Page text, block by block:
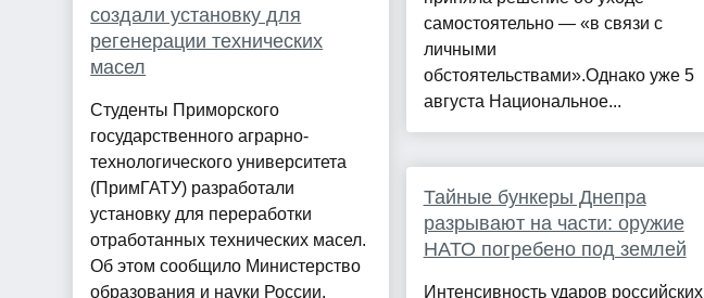
создали установку для
регенерации технических
масел
Студенты Приморского
государственного аграрно-
технологического университета
(ПримГАТУ) разработали
установку для переработки
отработанных технических масел.
Об этом сообщило Министерство
образования и науки России.
самостоятельно — «в связи с
личными
обстоятельствами».Однако уже 5
августа Национальное...
Тайные бункеры Днепра
разрывают на части: оружие
НАТО погребено под землей
Интенсивность ударов российских